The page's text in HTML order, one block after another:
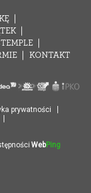
KONTAKT
prywatności
WebPing